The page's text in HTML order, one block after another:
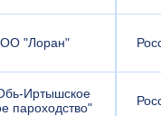
"Лоран"
Иртышское
пароходство"